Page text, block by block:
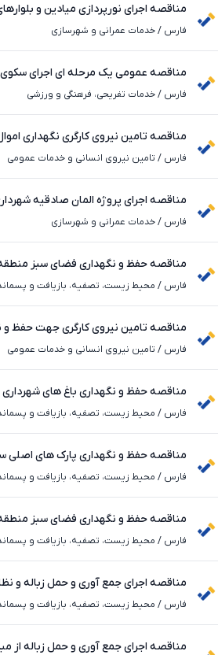
مناقصه اجرای نورپردازی میادین و
فارس /خدمات عمرانی و شهرسازی
مناقصه عمومی یک مرحله ای اجرای سکوی
شهرداری جهرم
فارس /خدمات تفریحی، فرهنگی و ورزشی
مناقصه تامین نیروی کارگری نگهداری
فارس / تامین نیروی انسانی و خدمات عمومی
مناقصه اجرای پروژه المان صادقیه
فارس /خدمات عمرانی و شهرسازی
مناقصه حفظ و نگهداری فضای سبز
فارس / محیط ‌زیست، تصفیه، بازیافت و پسماند و 1 دسته بندی
مناقصه تامین نیروی کارگری جهت حفظ و
فارس / تامین نیروی انسانی و خدمات عمومی
مناقصه حفظ و نگهداری باغ های
فارس / محیط ‌زیست، تصفیه، بازیافت و پسماند و 1 دسته بندی
مناقصه حفظ و نگهداری پارک های
فارس / محیط ‌زیست، تصفیه، بازیافت و پسماند و 1 دسته بندی
مناقصه حفظ و نگهداری فضای سبز
فارس / محیط ‌زیست، تصفیه، بازیافت و
مناقصه اجرای جمع آوری و حمل زباله و
فارس / محیط ‌زیست، تصفیه، بازیافت و پسماند و 1 دسته بندی
مناقصه اجرای جمع آوری و حمل زباله